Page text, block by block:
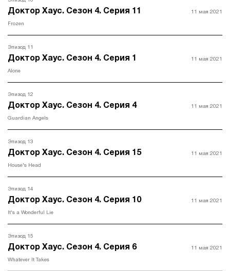
Доктор Хаус. Сезон 4. Серия 11
Frozen
11 мая 2021
Эпизод 11
Доктор Хаус. Сезон 4. Серия 1
Alone
11 мая 2021
Эпизод 12
Доктор Хаус. Сезон 4. Серия 4
Guardian Angels
11 мая 2021
Эпизод 13
Доктор Хаус. Сезон 4. Серия 15
House's Head
11 мая 2021
Эпизод 14
Доктор Хаус. Сезон 4. Серия 10
It's a Wonderful Lie
11 мая 2021
Эпизод 15
Доктор Хаус. Сезон 4. Серия 6
Whatever It Takes
11 мая 2021